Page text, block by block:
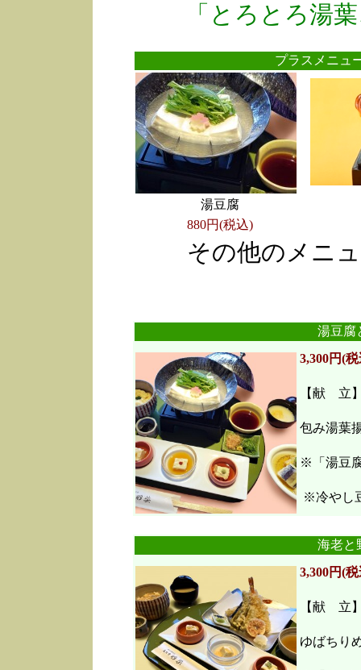
「とろとろ湯
プラスメニ
湯豆腐
880円(税込)
その他のメニ
湯豆腐
3,300円(
【献 立
包み湯葉
※「湯豆
※冷やし
海老
3,300円(
【献 立
ゆばちり